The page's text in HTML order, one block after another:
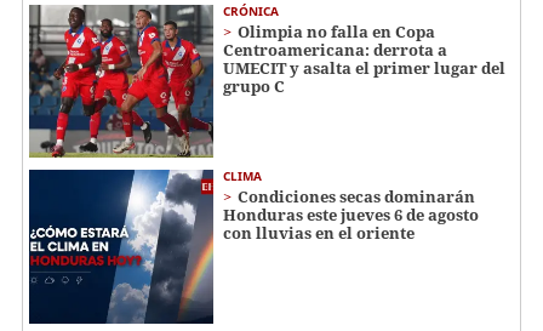
CRÓNICA
Olimpia no falla en Copa
Centroamericana: derrota a
UMECIT y asalta el primer lugar del
grupo C
CLIMA
Condiciones secas dominarán
Honduras este jueves 6 de agosto
con lluvias en el oriente